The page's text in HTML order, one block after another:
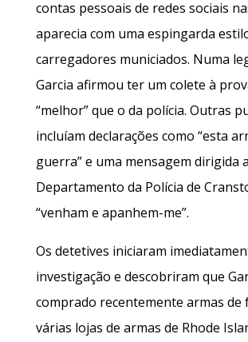
contas pessoais de redes sociais
aparecia com uma espingarda
carregadores municiados. Numa
Garcia afirmou ter um colete à
“melhor” que o da polícia. Outras
incluíam declarações como “esta
guerra” e uma mensagem dirigida
Departamento da Polícia de
“venham e apanhem-me”.
Os detetives iniciaram
investigação e descobriram que
comprado recentemente armas de
várias lojas de armas de Rhode